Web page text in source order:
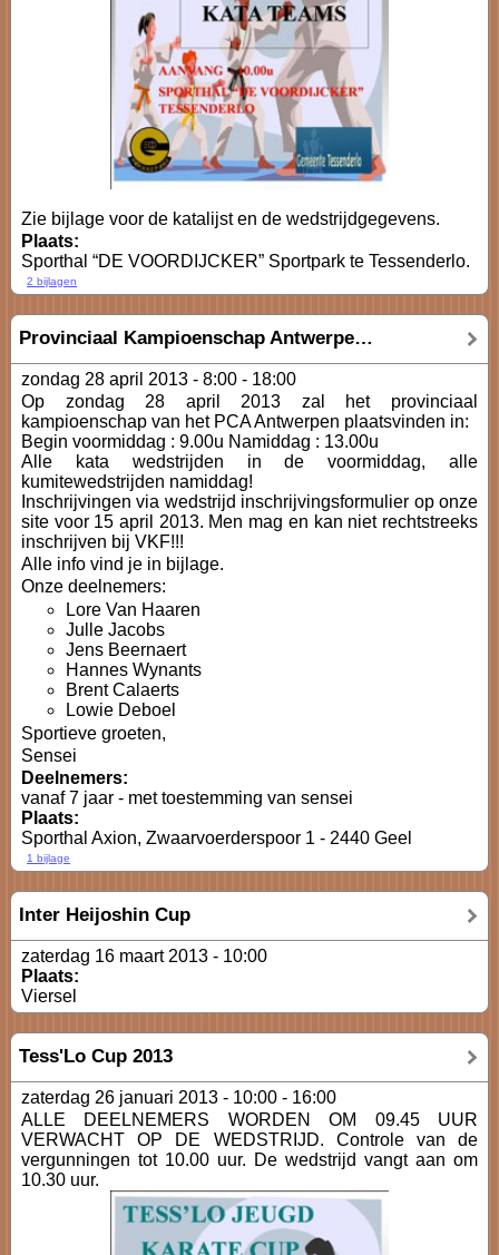
Zie bijlage voor de katalijst en de wedstrijdgegevens.
Plaats:
Sporthal “DE VOORDIJCKER” Sportpark te Tessenderlo.
2 bijlagen
Provinciaal Kampioenschap Antwerpen 2013
zondag 28 april 2013 - 8:00 - 18:00
Op zondag 28 april 2013 zal het provinciaal
kampioenschap van het PCA Antwerpen plaatsvinden in:
Begin voormiddag : 9.00u Namiddag : 13.00u
Alle kata wedstrijden in de voormiddag, alle
kumitewedstrijden namiddag!
Inschrijvingen via wedstrijd inschrijvingsformulier op onze
site voor 15 april 2013. Men mag en kan niet rechtstreeks
inschrijven bij VKF!!!
Alle info vind je in bijlage.
Onze deelnemers:
Lore Van Haaren
Julle Jacobs
Jens Beernaert
Hannes Wynants
Brent Calaerts
Lowie Deboel
Sportieve groeten,
Sensei
Deelnemers:
vanaf 7 jaar - met toestemming van sensei
Plaats:
Sporthal Axion, Zwaarvoerderspoor 1 - 2440 Geel
1 bijlage
Inter Heijoshin Cup
zaterdag 16 maart 2013 - 10:00
Plaats:
Viersel
Tess'Lo Cup 2013
zaterdag 26 januari 2013 - 10:00 - 16:00
ALLE DEELNEMERS WORDEN OM 09.45 UUR
VERWACHT OP DE WEDSTRIJD. Controle van de
vergunningen tot 10.00 uur. De wedstrijd vangt aan om
10.30 uur.